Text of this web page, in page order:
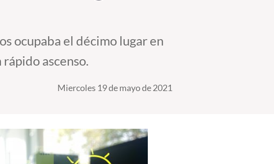
ocupaba el décimo lugar en
ascenso.
Miercoles 19 de mayo de 2021